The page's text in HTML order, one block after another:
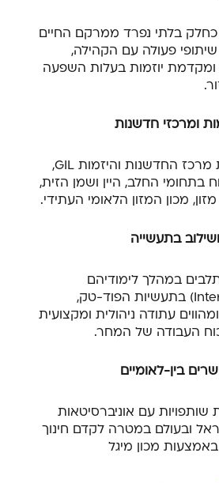
כחלק בלתי נפרד ממרקם החיים
פעולה עם הקהילה,
יוזמות בעלות השפעה
ומרכזי חדשנות
מרכז החדשנות והיזמות GIL
,
בתחומי החלב, היין ושמן הזית,
מכון המזון הלאומי העתידי.
בתעשייה
במהלך לימודיהם
) בתעשיות הפוד-טק,
עתודה ניהולית ומקצועית
העבודה של המחר.
בין-לאומיים
שותפויות עם אוניברסיטאות
ובעולם במטרה לקדם חינוך
מכון מיגל